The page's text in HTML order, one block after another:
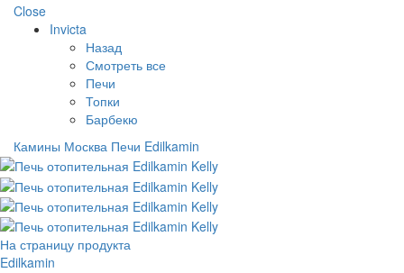
Close
Invicta
Назад
Смотреть все
Печи
Топки
Барбекю
Камины Москва Печи Edilkamin
На страницу продукта
Edilkamin